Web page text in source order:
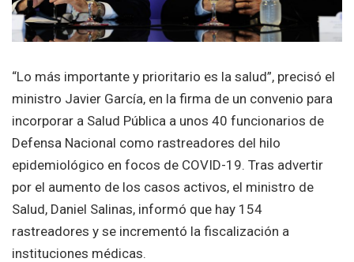
“Lo más importante y prioritario es la salud”, precisó el
ministro Javier García, en la firma de un convenio para
incorporar a Salud Pública a unos 40 funcionarios de
Defensa Nacional como rastreadores del hilo
epidemiológico en focos de COVID-19. Tras advertir
por el aumento de los casos activos, el ministro de
Salud, Daniel Salinas, informó que hay 154
rastreadores y se incrementó la fiscalización a
instituciones médicas.